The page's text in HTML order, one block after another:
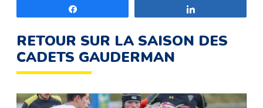
RETOUR SUR LA SAISON DES
CADETS GAUDERMAN